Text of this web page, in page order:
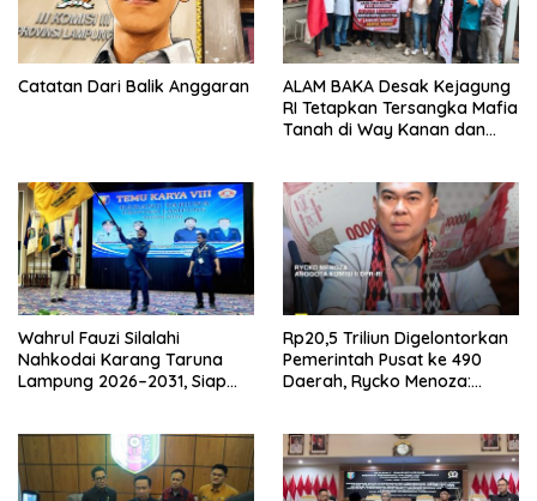
Catatan Dari Balik Anggaran
ALAM BAKA Desak Kejagung
RI Tetapkan Tersangka Mafia
Tanah di Way Kanan dan
Wahrul Fauzi Silalahi
Nahkodai Karang Taruna
Lampung 2026–2031, Siap
Rp20,5 Triliun Digelontorkan
Pemerintah Pusat ke 490
Daerah, Rycko Menoza:
Lampung